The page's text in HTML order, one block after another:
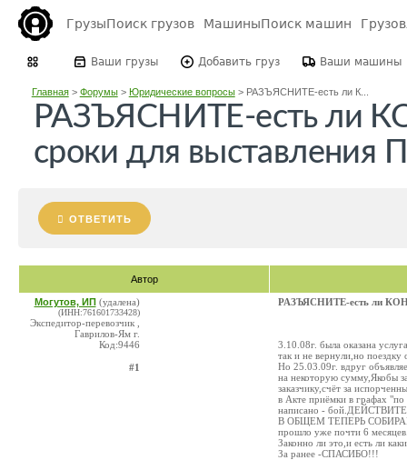
ГрузыПоиск грузов МашиныПоиск машин
Ваши грузы Добавить груз Ваши машины
Главная> Форумы> Юридические вопросы> РАЗЪЯСНИТЕ-есть ли К...
РАЗЪЯСНИТЕ-есть ли
сроки для выставления
ОТВЕТИТЬ
Автор
Могутов, ИП (удалена)
(ИНН:761601733428)
Экспедитор-перевозчик ,
Гаврилов-Ям г.
Код:9446
#1
РАЗЪЯСНИТЕ-есть ли
3.10.08г. была оказана
так и не вернули,но поездку
Но 25.03.09г. вдруг
на некоторую сумму,Якобы
заказчику,счёт за
в Акте приёмки в графах
написано -
В ОБЩЕМ ТЕПЕРЬ
прошло уже почти 6
Законно ли это,и есть ли
За ранее -СПАСИБО!!!